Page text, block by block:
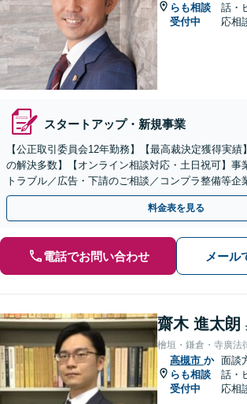
らも相談
受付中
話・
応相
スタートアップ・新規事業
【公正取引委員会12年勤務】【最高裁決定獲得実
の解決多数】【オンライン相談対応・土日祝可】事
トラブル／広告・下請のご相談／コンプラ整備等企
式の相続／誹謗中傷対策／不動産問題まで幅広く対
料金表を見る
電話でお問い合わせ メール
齋木 進太朗
檜垣・鎌倉・寺廣法
高槻市 か
らも相談
受付中
面談
話・
応相